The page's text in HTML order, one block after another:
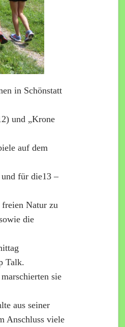
in Schönstatt
und „Krone
auf dem
und für die13 –
Natur zu
die
Talk.
sie
aus seiner
Anschluss viele